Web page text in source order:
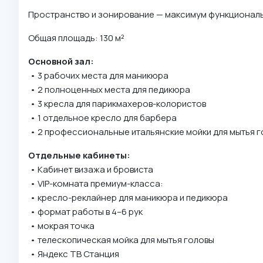
Пространство и зонирование — максимум
Общая площадь: 130 м²
Основной зал:
• 3 рабочих места для маникюра
• 2 полноценных места для педикюра
• 3 кресла для парикмахеров-колористов
• 1 отдельное кресло для барбера
• 2 профессиональные итальянские мойки для мытья
Отдельные кабинеты:
• Кабинет визажа и бровиста
• VIP-комната премиум-класса:
• кресло-реклайнер для маникюра и педикюра
• формат работы в 4–6 рук
• мокрая точка
• телескопическая мойка для мытья головы
• Яндекс ТВ Станция